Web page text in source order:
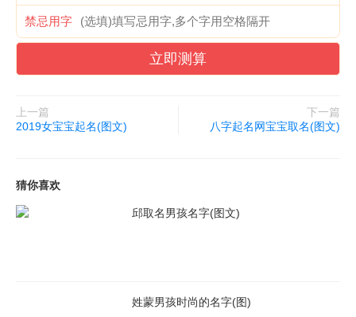
金朋易经起名权威命名机构，华语起名首选平台，力争为客户
创造最有价值的个人命名及公司、品牌命名设计服务等。全心全意
致力于为客户提供专业、诚信的取名服务。打造华语世界命名、策
金朋易经温馨提示：名字的好坏，不仅会影响人们命运的吉与
有名，后有利，有好名，才会有好利。以上内容为起名学普适性规
律，涉及具体情况还需具体分析，想了解更多起名方面的知识可以
禁忌用字
立即测算
上一篇
2019女宝宝起名(图文)
下一篇
八字起名网宝宝取名(图文)
猜你喜欢
邱取名男孩名字(图文)
姓蒙男孩时尚的名字(图)